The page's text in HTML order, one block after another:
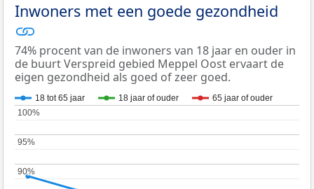
Inwoners met een goede gezondheid
74% procent van de inwoners van 18 jaar en ouder in
de buurt Verspreid gebied Meppel Oost ervaart de
eigen gezondheid als goed of zeer goed.
18 tot 65 jaar 18 jaar of ouder 65 jaar of ouder
90%
90%
95%
95%
100%
100%